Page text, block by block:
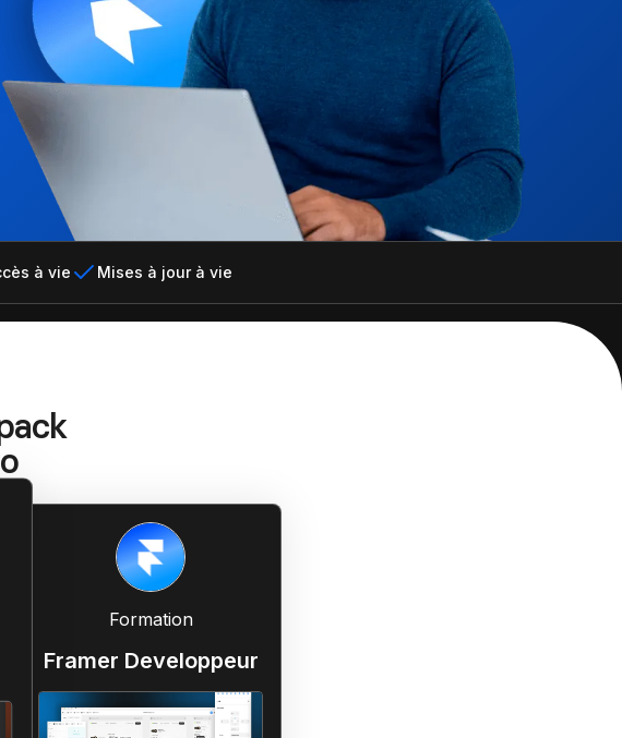
Shopify
e-commerces design
Claude IA
pour le no-code
à vie Mises à jour à vie
Formation
Framer Developpeur